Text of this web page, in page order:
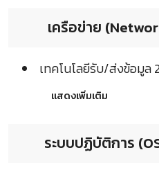
เครือข่าย
เทคโนโลยีรับ/ส่งข้อมูล
แสดงเพิ่มเติม
ระบบปฏิบัติการ